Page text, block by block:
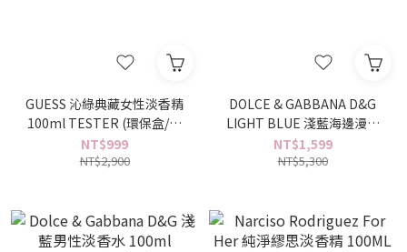
GUESS 沁綠典藏女性淡香精
100ml TESTER (環保盒/無
蓋)
NT$999
NT$2,900
DOLCE & GABBANA D&G
LIGHT BLUE 淺藍海邊漫步
女性淡香精 100ml
TESTER(環保盒)
NT$1,599
NT$5,300